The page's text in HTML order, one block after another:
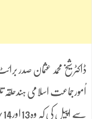
ڈاکٹر شیخ محمد عثمان صدر
اُمورجماعت اسلامی